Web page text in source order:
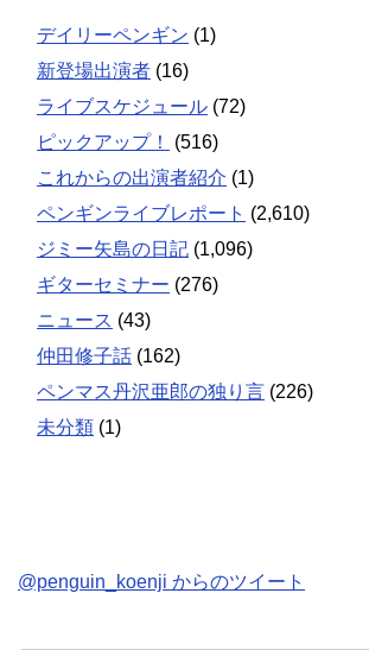
デイリーペンギン (1)
新登場出演者 (16)
ライブスケジュール (72)
ピックアップ！
(516)
これからの出演者紹介 (1)
ペンギンライブレポート (2,610)
ジミー矢島の日記 (1,096)
ギターセミナー (276)
ニュース (43)
仲田修子話 (162)
ペンマス丹沢亜郎の独り言 (226)
未分類 (1)
@penguin_koenji からのツイート